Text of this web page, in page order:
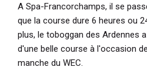
A Spa-Francorchamps, il se
que la course dure 6 heures ou
plus, le toboggan des Ardennes
d'une belle course à l'occasion
manche du WEC.